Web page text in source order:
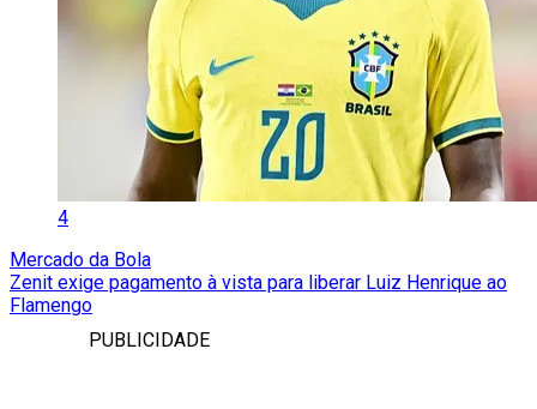
4
Mercado da Bola
Zenit exige pagamento à vista para liberar Luiz Henrique ao
Flamengo
PUBLICIDADE